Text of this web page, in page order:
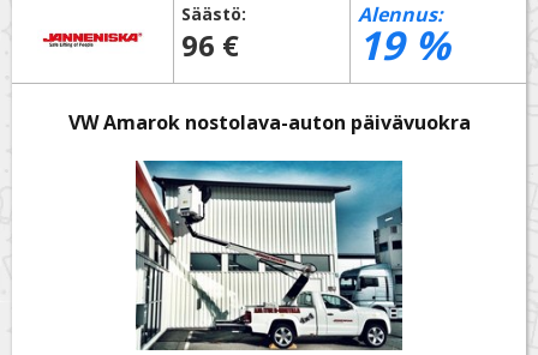
Säästö:
96 €
Alennus:
19%
VW Amarok nostolava-auton päivävuokra